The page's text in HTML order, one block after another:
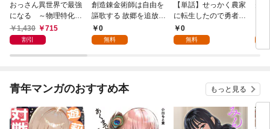
おっさん異世界で最強
になる ～物理特化の
覚醒者～
1,430 715
割引
創造錬金術師は自由を
謳歌する 故郷を追放さ
れたら、魔王のお膝元
で超絶効果のマジック
0
無料
【単話】せっかく農家
に転生したので勇者は
目指しません【第1
話】
0
無料
青年マンガのおすすめ本 もっと見る